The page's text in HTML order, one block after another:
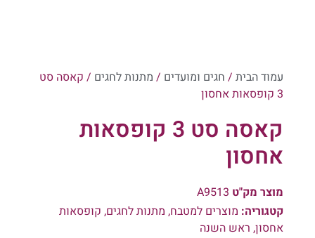
עמוד הבית/חגים ומועדים/מתנות לחגים/ קאסה סט
קאסה סט 3 קופסאות
אחסון
מוצר מק"טA9513
קטגוריה:מוצרים למטבח,מתנות לחגים,קופסאות
אחסון,ראש השנה